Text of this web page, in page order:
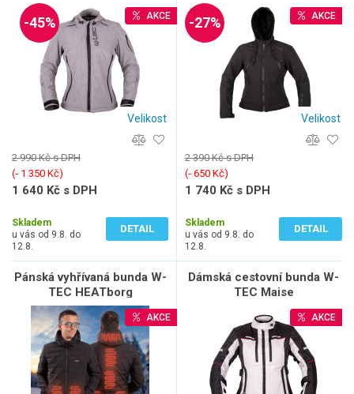
AKCE
-45%
Velikost
2 990 Kč s DPH
(‐ 1 350 Kč)
1 640 Kč s DPH
Skladem
u vás od 9.8. do
12.8.
DETAIL
AKCE
-27%
Velikost
2 390 Kč s DPH
(‐ 650 Kč)
1 740 Kč s DPH
Skladem
u vás od 9.8. do
12.8.
DETAIL
Pánská vyhřívaná bunda W-
TEC HEATborg
AKCE
Dámská cestovní bunda W-
TEC Maise
AKCE